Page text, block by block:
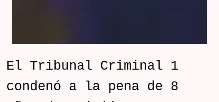
El Tribunal Criminal 1
condenó a la pena de 8